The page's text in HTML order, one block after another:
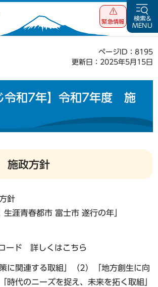
緊急情報
検索&
MENU
ページID：8195
更新日：2025年5月15日
令和7年】令和7年度 施
施政方針
針
生涯青春都市 富士市 遂行の年」
ード 詳しくはこちら
に関連する取組」（2）「地方創生に向
時代のニーズを捉え、未来を拓く取組」